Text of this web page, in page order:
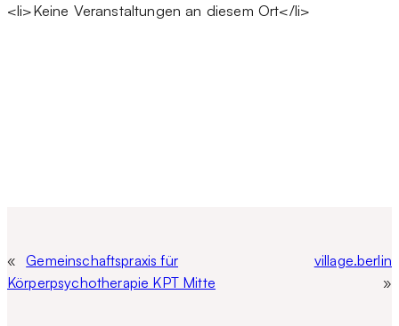
<li>Keine Veranstaltungen an diesem Ort</li>
«
Gemeinschaftspraxis für
Körperpsychotherapie KPT Mitte
village.berlin
»